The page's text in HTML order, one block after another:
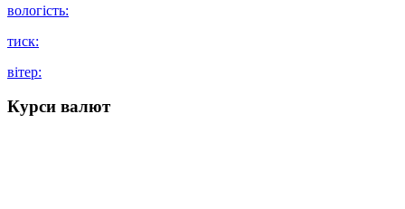
вологість:
тиск:
вітер:
Курси валют